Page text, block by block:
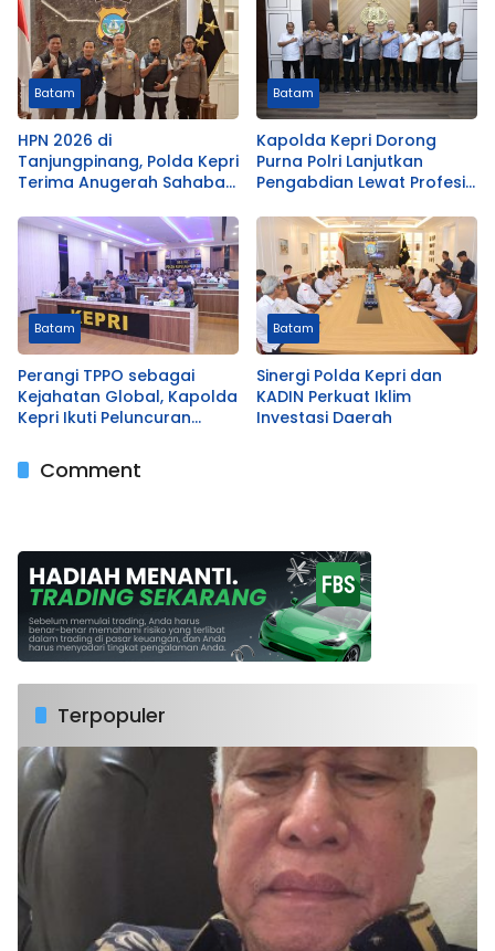
Batam
HPN 2026 di
Tanjungpinang, Polda Kepri
Terima Anugerah Sahabat
Batam
Kapolda Kepri Dorong
Purna Polri Lanjutkan
Pengabdian Lewat Profesi
Batam
Perangi TPPO sebagai
Kejahatan Global, Kapolda
Kepri Ikuti Peluncuran
Batam
Sinergi Polda Kepri dan
KADIN Perkuat Iklim
Investasi Daerah
Comment
Terpopuler